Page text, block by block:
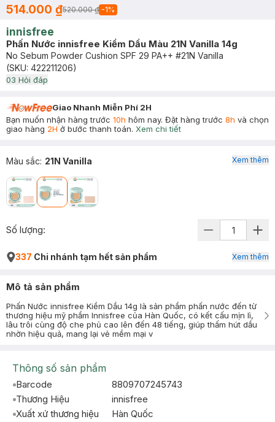
514.000 ₫520.000 ₫ -1%
innisfree
Phấn Nước innisfree Kiềm Dầu Màu 21N Vanilla 14g
No Sebum Powder Cushion SPF 29 PA++ #21N Vanilla
(SKU: 422211206)
03 Hỏi đáp
Giao Nhanh Miễn Phí 2H
Bạn muốn nhận hàng trước 10h hôm nay. Đặt hàng trước 8h và chọn
giao hàng 2H ở bước thanh toán. Xem chi tiết
Màu sắc: 21N Vanilla Xem thêm
Số lượng:
337 Chi nhánh tạm hết sản phẩm Xem thêm
Mô tả sản phẩm
Phấn Nước innisfree Kiềm Dầu 14g là sản phẩm phấn nước đến từ
thương hiệu mỹ phẩm Innisfree của Hàn Quốc, có kết cấu mịn lì,
lâu trôi cùng độ che phủ cao lên đến 48 tiếng, giúp thấm hút dầu
nhờn hiệu quả, mang lại vẻ mềm mại v
Thông số sản phẩm
Barcode
8809707245743
Thương Hiệu
innisfree
Xuất xứ thương hiệu
Hàn Quốc